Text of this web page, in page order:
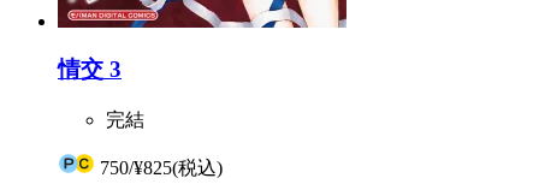
情交 3
完結
750/¥825(税込)